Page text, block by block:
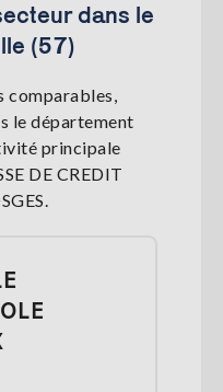
dans le
(57)
comparables,
le département
principale
DE CREDIT